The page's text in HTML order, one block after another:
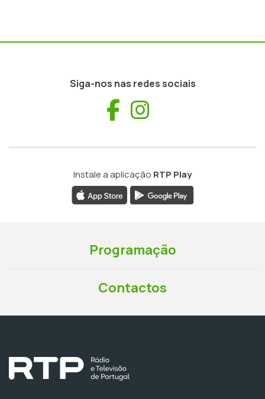
Siga-nos nas redes sociais
Facebook
Instale a aplicação RTP Play
Programação
Contactos